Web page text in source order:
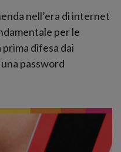
nell’era di internet
per le
difesa dai
password